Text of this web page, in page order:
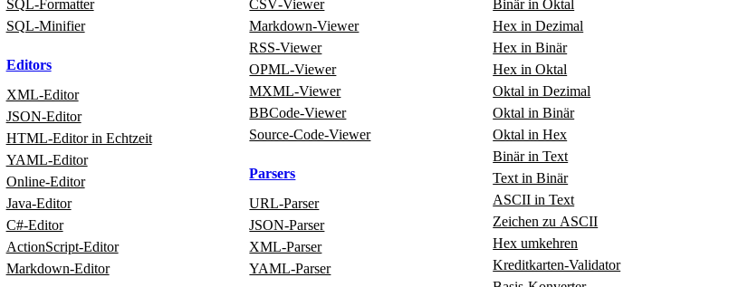
SQL‑Formatter
SQL‑Minifier
Editors
XML‑Editor
JSON‑Editor
HTML‑Editor in Echtzeit
YAML‑Editor
Online‑Editor
Java‑Editor
C#‑Editor
ActionScript‑Editor
Markdown‑Editor
CSV‑Viewer
Markdown‑Viewer
RSS‑Viewer
OPML‑Viewer
MXML‑Viewer
BBCode‑Viewer
Source‑Code‑Viewer
Parsers
URL‑Parser
JSON‑Parser
XML‑Parser
YAML‑Parser
Binär in Oktal
Hex in Dezimal
Hex in Binär
Hex in Oktal
Oktal in Dezimal
Oktal in Binär
Oktal in Hex
Binär in Text
Text in Binär
ASCII in Text
Zeichen zu ASCII
Hex umkehren
Kreditkarten‑Validator